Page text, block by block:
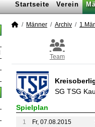
Startseite Verein
Männer Archiv
Team
SG TSG
Spielplan
1 Fr, 07.08.2015